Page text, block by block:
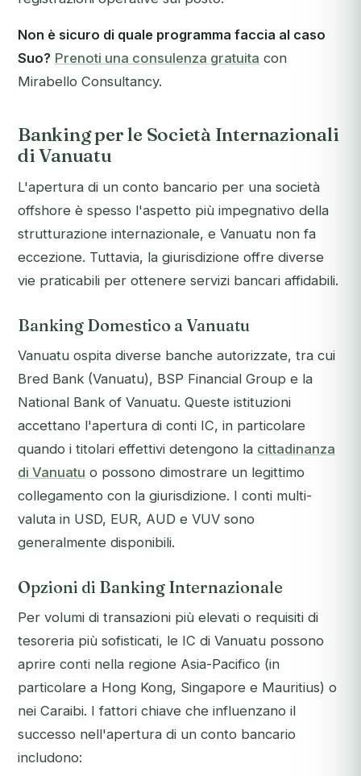
Non è sicuro di quale programma faccia al caso
Suo? Prenoti una consulenza gratuita con
Mirabello Consultancy.
Banking per le Società Internazionali
di Vanuatu
L'apertura di un conto bancario per una società
offshore è spesso l'aspetto più impegnativo della
strutturazione internazionale, e Vanuatu non fa
eccezione. Tuttavia, la giurisdizione offre diverse
vie praticabili per ottenere servizi bancari affidabili.
Banking Domestico a Vanuatu
Vanuatu ospita diverse banche autorizzate, tra cui
Bred Bank (Vanuatu), BSP Financial Group e la
National Bank of Vanuatu. Queste istituzioni
accettano l'apertura di conti IC, in particolare
quando i titolari effettivi detengono la cittadinanza
di Vanuatu o possono dimostrare un legittimo
collegamento con la giurisdizione. I conti multi-
valuta in USD, EUR, AUD e VUV sono
generalmente disponibili.
Opzioni di Banking Internazionale
Per volumi di transazioni più elevati o requisiti di
tesoreria più sofisticati, le IC di Vanuatu possono
aprire conti nella regione Asia-Pacifico (in
particolare a Hong Kong, Singapore e Mauritius) o
nei Caraibi. I fattori chiave che influenzano il
successo nell'apertura di un conto bancario
includono: